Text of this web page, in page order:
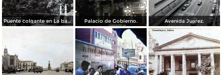
Puente colgante en La barranca de Oblatos. Palacio de Gobierno. Avenida Juarez.